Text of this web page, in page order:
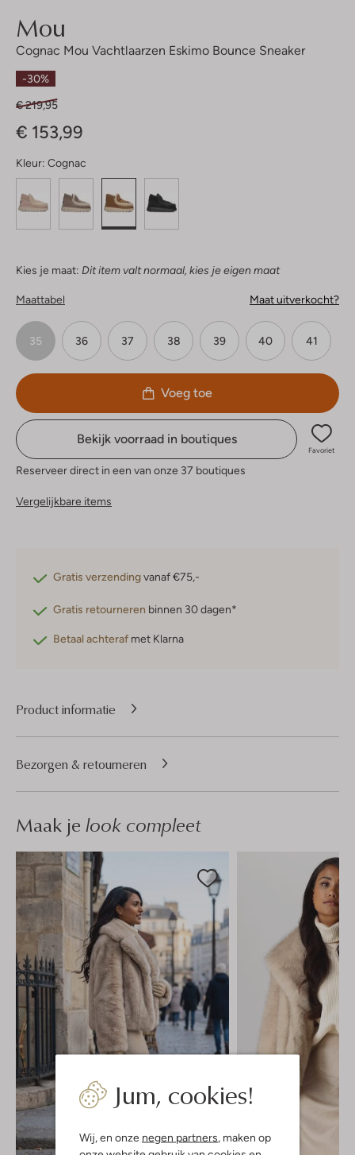
Jum, cookies!
Wij, en onze negen partners, maken op
Mou
Cognac Mou Vachtlaarzen Eskimo Bounce Sneaker
-30%
€ 219,95
€ 153,99
Kleur: Cognac
Kies je maat: Dit item valt normaal, kies je eigen maat
Maattabel Maat uitverkocht?
35 36 37 38 39 40 41
Voeg toe
Bekijk voorraad in boutiques
Favoriet
Reserveer direct in een van onze 37 boutiques
Vergelijkbare items
Gratis verzendingvanaf €75,-
Gratis retourneren binnen 30 dagen*
Betaal achteraf met Klarna
Product informatie
Bezorgen & retourneren
Maak je look compleet